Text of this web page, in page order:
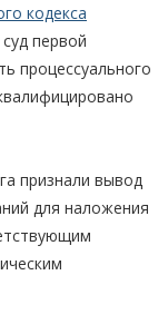
кодекса
первой
процессуального
признали вывод
для наложения